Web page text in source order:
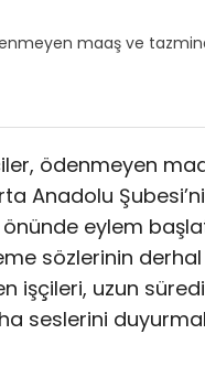
ödenmeyen
Anadolu
önünde eylem
sözlerinin derhal
işçileri, uzun
seslerini